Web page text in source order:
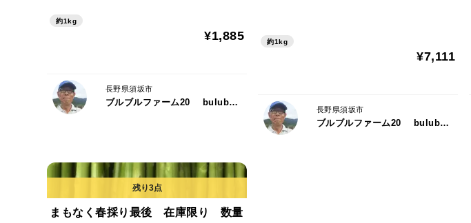
約1kg
¥1,885
長野県須坂市
ブルブルファーム20 bulubulu-farm.com
約1kg
¥7,111
長野県須坂市
ブルブルファーム20 bulubulu-farm.com
まもなく春採り最後 在庫限り 数量